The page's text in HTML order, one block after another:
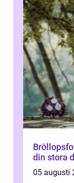
din stora
05 augusti